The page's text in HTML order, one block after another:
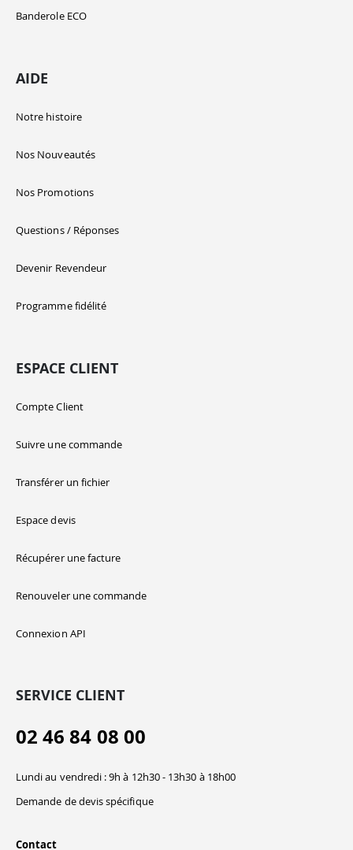
Banderole ECO
AIDE
Notre histoire
Nos Nouveautés
Nos Promotions
Questions / Réponses
Devenir Revendeur
Programme fidélité
ESPACE CLIENT
Compte Client
Suivre une commande
Transférer un fichier
Espace devis
Récupérer une facture
Renouveler une commande
Connexion API
SERVICE CLIENT
02 46 84 08 00
Lundi au vendredi : 9h à 12h30 - 13h30 à 18h00
Demande de devis spécifique
Contact